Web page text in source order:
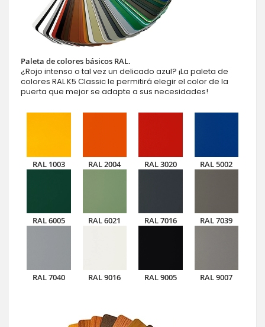
Paleta de colores básicos RAL.
¿Rojo intenso o tal vez un delicado azul? ¡La paleta de
colores RAL K5 Classic le permitirá elegir el color de la
puerta que mejor se adapte a sus necesidades!
RAL 1003 RAL 2004 RAL 3020 RAL 5002
RAL 6005 RAL 6021 RAL 7016 RAL 7039
RAL 7040 RAL 9016 RAL 9005 RAL 9007